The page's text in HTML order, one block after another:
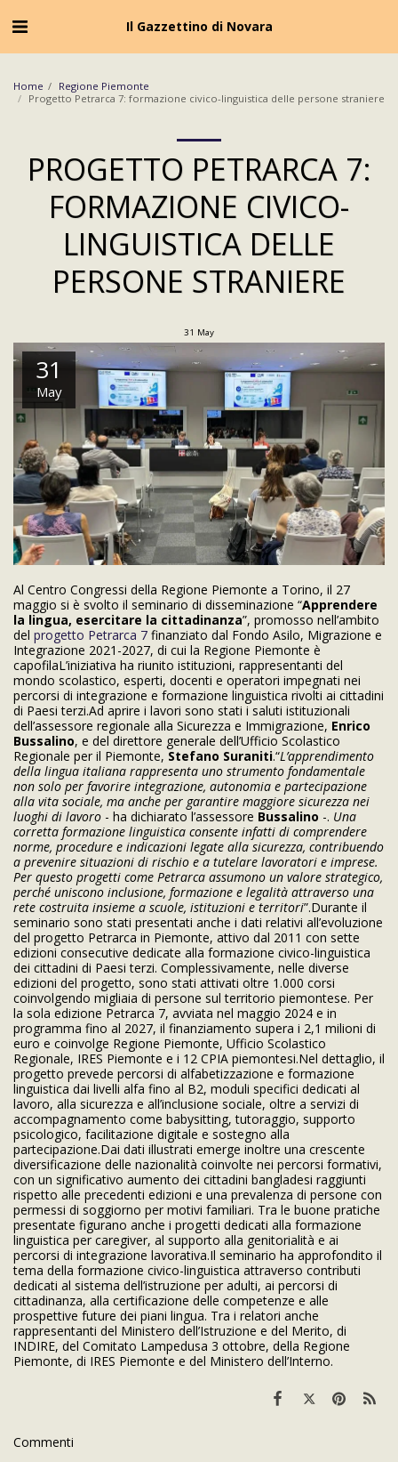
Il Gazzettino di Novara
Home
Regione Piemonte
Progetto Petrarca 7: formazione civico-linguistica delle persone straniere
PROGETTO PETRARCA 7:
FORMAZIONE CIVICO-
LINGUISTICA DELLE
PERSONE STRANIERE
31 May
31
May
Al Centro Congressi della Regione Piemonte a Torino, il 27
maggio si è svolto il seminario di disseminazione “Apprendere
la lingua, esercitare la cittadinanza”, promosso nell’ambito
del progetto Petrarca 7 finanziato dal Fondo Asilo, Migrazione e
Integrazione 2021-2027, di cui la Regione Piemonte è
capofilaL’iniziativa ha riunito istituzioni, rappresentanti del
mondo scolastico, esperti, docenti e operatori impegnati nei
percorsi di integrazione e formazione linguistica rivolti ai cittadini
di Paesi terzi.Ad aprire i lavori sono stati i saluti istituzionali
dell’assessore regionale alla Sicurezza e Immigrazione, Enrico
Bussalino, e del direttore generale dell’Ufficio Scolastico
Regionale per il Piemonte, Stefano Suraniti.“L’apprendimento
della lingua italiana rappresenta uno strumento fondamentale
non solo per favorire integrazione, autonomia e partecipazione
alla vita sociale, ma anche per garantire maggiore sicurezza nei
luoghi di lavoro - ha dichiarato l’assessore Bussalino -. Una
corretta formazione linguistica consente infatti di comprendere
norme, procedure e indicazioni legate alla sicurezza, contribuendo
a prevenire situazioni di rischio e a tutelare lavoratori e imprese.
Per questo progetti come Petrarca assumono un valore strategico,
perché uniscono inclusione, formazione e legalità attraverso una
rete costruita insieme a scuole, istituzioni e territori”.Durante il
seminario sono stati presentati anche i dati relativi all’evoluzione
del progetto Petrarca in Piemonte, attivo dal 2011 con sette
edizioni consecutive dedicate alla formazione civico-linguistica
dei cittadini di Paesi terzi. Complessivamente, nelle diverse
edizioni del progetto, sono stati attivati oltre 1.000 corsi
coinvolgendo migliaia di persone sul territorio piemontese. Per
la sola edizione Petrarca 7, avviata nel maggio 2024 e in
programma fino al 2027, il finanziamento supera i 2,1 milioni di
euro e coinvolge Regione Piemonte, Ufficio Scolastico
Regionale, IRES Piemonte e i 12 CPIA piemontesi.Nel dettaglio, il
progetto prevede percorsi di alfabetizzazione e formazione
linguistica dai livelli alfa fino al B2, moduli specifici dedicati al
lavoro, alla sicurezza e all’inclusione sociale, oltre a servizi di
accompagnamento come babysitting, tutoraggio, supporto
psicologico, facilitazione digitale e sostegno alla
partecipazione.Dai dati illustrati emerge inoltre una crescente
diversificazione delle nazionalità coinvolte nei percorsi formativi,
con un significativo aumento dei cittadini bangladesi raggiunti
rispetto alle precedenti edizioni e una prevalenza di persone con
permessi di soggiorno per motivi familiari. Tra le buone pratiche
presentate figurano anche i progetti dedicati alla formazione
linguistica per caregiver, al supporto alla genitorialità e ai
percorsi di integrazione lavorativa.Il seminario ha approfondito il
tema della formazione civico-linguistica attraverso contributi
dedicati al sistema dell’istruzione per adulti, ai percorsi di
cittadinanza, alla certificazione delle competenze e alle
prospettive future dei piani lingua. Tra i relatori anche
rappresentanti del Ministero dell’Istruzione e del Merito, di
INDIRE, del Comitato Lampedusa 3 ottobre, della Regione
Piemonte, di IRES Piemonte e del Ministero dell’Interno.
Commenti